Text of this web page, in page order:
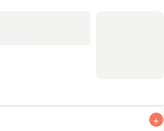
+